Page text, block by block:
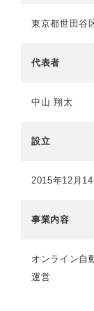
東京都世田谷
代表者
中山 翔太
設立
2015年12月14
事業内容
オンライン自
運営